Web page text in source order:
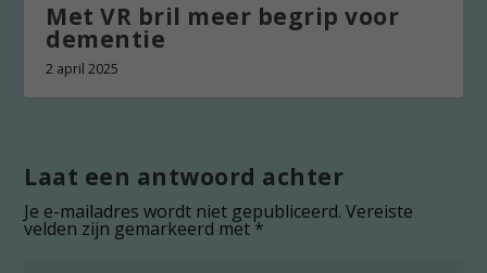
Met VR bril meer begrip voor
dementie
2 april 2025
Laat een antwoord achter
Je e-mailadres wordt niet gepubliceerd. Vereiste
velden zijn gemarkeerd met*